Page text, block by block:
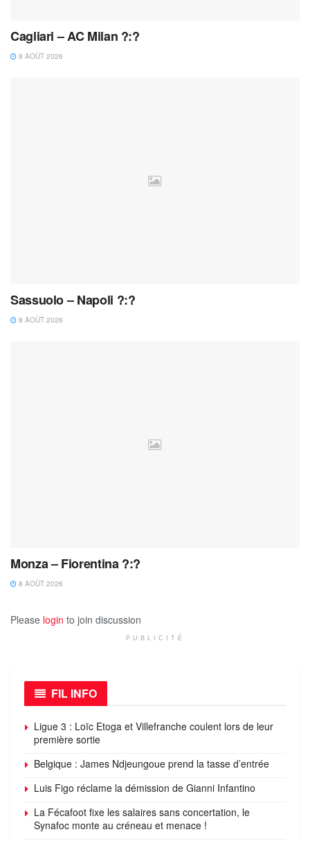
Cagliari – AC Milan ?:?
8 AOÛT 2026
Sassuolo – Napoli ?:?
8 AOÛT 2026
Monza – Fiorentina ?:?
8 AOÛT 2026
Please login to join discussion
PUBLICITÉ
FIL INFO
Ligue 3 : Loïc Etoga et Villefranche coulent lors de leur
première sortie
Belgique : James Ndjeungoue prend la tasse d’entrée
Luis Figo réclame la démission de Gianni Infantino
La Fécafoot fixe les salaires sans concertation, le
Synafoc monte au créneau et menace !